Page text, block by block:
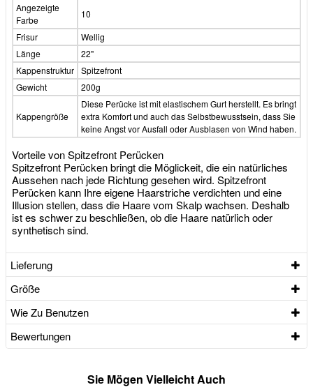
Angezeigte
Farbe
10
Frisur
Wellig
Länge
22"
Kappenstruktur Spitzefront
Gewicht
200g
Kappengröße
Diese Perücke ist mit elastischem Gurt herstellt. Es bringt
extra Komfort und auch das Selbstbewusstsein, dass Sie
keine Angst vor Ausfall oder Ausblasen von Wind haben.
Vorteile von Spitzefront Perücken
Spitzefront Perücken bringt die Möglickeit, die ein natürliches
Aussehen nach jede Richtung gesehen wird. Spitzefront
Perücken kann Ihre eigene Haarstriche verdichten und eine
Illusion stellen, dass die Haare vom Skalp wachsen. Deshalb
ist es schwer zu beschließen, ob die Haare natürlich oder
synthetisch sind.
Lieferung
Größe
Wie Zu Benutzen
Bewertungen
Sie Mögen Vielleicht Auch